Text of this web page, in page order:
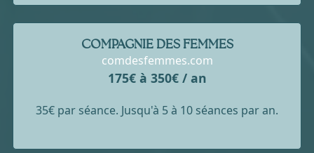
COMPAGNIE DES FEMMES
comdesfemmes.com
175€ à 350€ / an
35€ par séance. Jusqu'à 5 à 10 séances par an.